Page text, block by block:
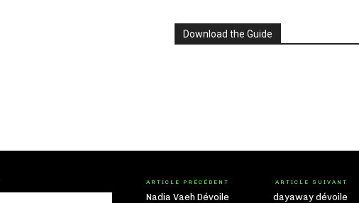
Download the Guide
ARTICLE PRÉCÉDENT
Nadia Vaeh Dévoile
ARTICLE SUIVANT
dayaway dévoile